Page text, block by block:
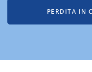
PERDITA IN